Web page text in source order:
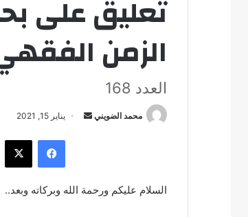
تعليق على
الزمن
العدد 168
محمد الضويني يناير 15, 2021
فيسبوك
السلام عليكم ورحمة الله وبركاته وبعد..